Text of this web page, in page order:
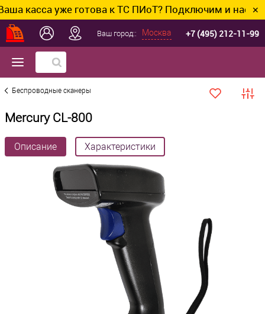
уже готова к ТС ПИоТ? Подключим и настроим✕
Ваш город:: Москва +7 (495) 212-11-99
Беспроводные сканеры
Mercury CL-800
Описание Характеристики